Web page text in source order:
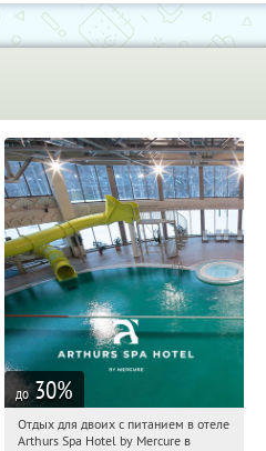
до 30%
11:38:08
Купи первым!
Отдых для двоих с питанием в отеле
Arthurs Spa Hotel by Mercure в